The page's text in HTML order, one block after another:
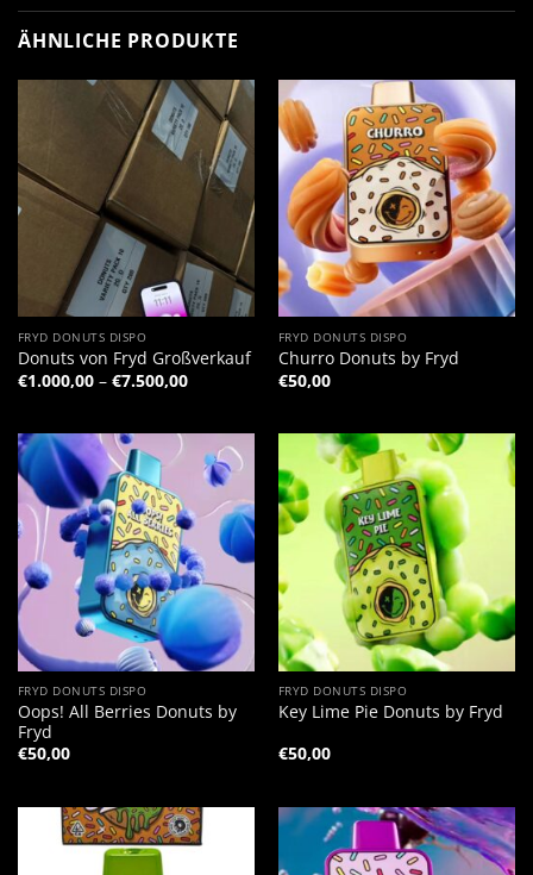
ÄHNLICHE PRODUKTE
FRYD DONUTS DISPO
Donuts von Fryd Großverkauf
€1.000,00 – €7.500,00Preisspanne:
€1.000,00
FRYD DONUTS DISPO
Churro Donuts by Fryd
€50,00
FRYD DONUTS DISPO
Oops! All Berries Donuts by
Fryd
€50,00
FRYD DONUTS DISPO
Key Lime Pie Donuts by Fryd
€50,00